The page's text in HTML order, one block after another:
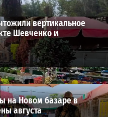
вертикальное
Шевченко и
на Новом базаре в
августа